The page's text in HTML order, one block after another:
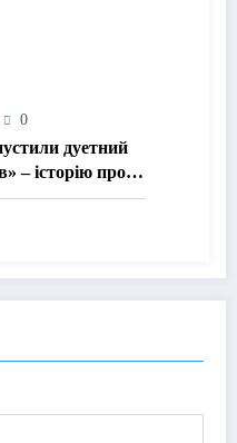
0
дуетний
– історію про